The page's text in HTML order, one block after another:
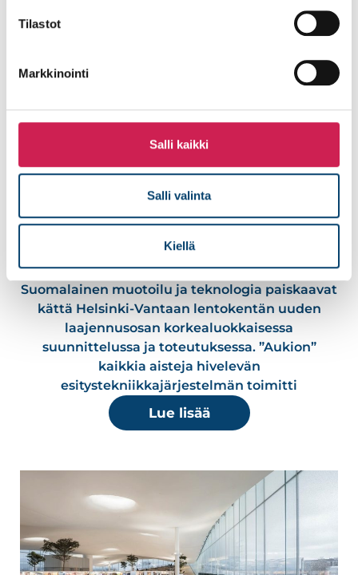
Tilastot
Markkinointi
Salli kaikki
Salli valinta
Kiellä
Suomen näyteikkuna Helsinki-
Vantaalle
Suomalainen muotoilu ja teknologia paiskaavat
kättä Helsinki-Vantaan lentokentän uuden
laajennusosan korkealuokkaisessa
suunnittelussa ja toteutuksessa. ”Aukion”
kaikkia aisteja hivelevän
esitystekniikkajärjestelmän toimitti
Lue lisää